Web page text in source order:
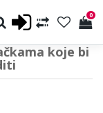
0
koje bi